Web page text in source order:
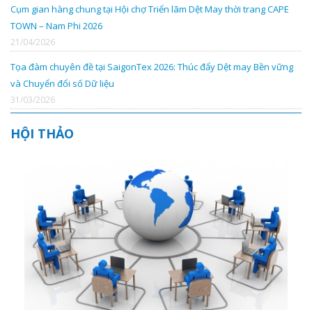
Cụm gian hàng chung tại Hội chợ Triển lãm Dệt May thời trang CAPE
TOWN – Nam Phi 2026
21/04/2026
Tọa đàm chuyên đề tại SaigonTex 2026: Thúc đẩy Dệt may Bền vững
và Chuyển đổi số Dữ liệu
31/03/2026
HỘI THẢO